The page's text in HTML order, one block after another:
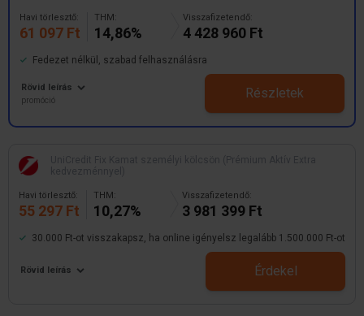
Havi törlesztő:
61 097 Ft
THM:
14,86%
Visszafizetendő:
4 428 960 Ft
Fedezet nélkül, szabad felhasználásra
Rövid leírás
promóció Részletek
Havi törlesztő:
55 297 Ft
THM:
10,27%
Visszafizetendő:
3 981 399 Ft
30.000 Ft-ot visszakapsz, ha online igényelsz legalább 1.500.000 Ft-ot
Rövid leírás Érdekel